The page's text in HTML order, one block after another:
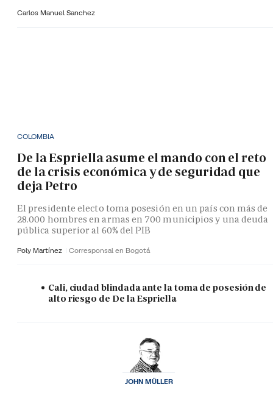
Carlos Manuel Sanchez
COLOMBIA
De la Espriella asume el mando con el reto
de la crisis económica y de seguridad que
deja Petro
El presidente electo toma posesión en un país con más de
28.000 hombres en armas en 700 municipios y una deuda
pública superior al 60% del PIB
Poly Martínez Corresponsal en Bogotá
Cali, ciudad blindada ante la toma de posesión de
alto riesgo de De la Espriella
JOHN MÜLLER